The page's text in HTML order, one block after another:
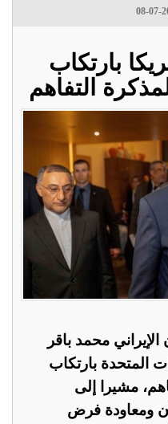
08-07-
بارتكاب
التفاهم
محمد باقر
المتحدة بارتكاب
مشيرا إلى
ومعاودة فرض